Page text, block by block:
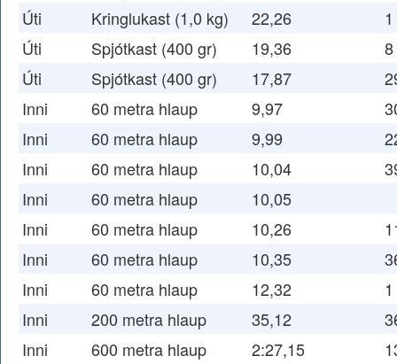
Úti
Kringlukast (1,0 kg) 22,26
1
Úti
Spjótkast (400 gr) 19,36
8
Úti
Spjótkast (400 gr) 17,87
Inni
60 metra hlaup 9,97
Inni
60 metra hlaup 9,99
Inni
60 metra hlaup 10,04
Inni
60 metra hlaup
10,05
Inni
60 metra hlaup 10,26
Inni
60 metra hlaup 10,35
Inni
60 metra hlaup 12,32
1
Inni
200 metra hlaup 35,12
Inni
600 metra hlaup 2:27,15